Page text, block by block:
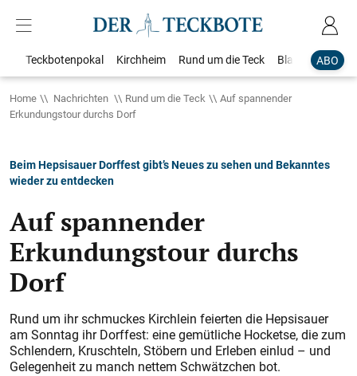
ABO
Teckbotenpokal Kirchheim Rund um die Teck Blaulicht
Home Nachrichten Rund um die Teck
Auf spannender
Erkundungstour durchs Dorf
Beim Hepsisauer Dorffest gibt’s Neues zu sehen und Bekanntes
wieder zu entdecken
Auf spannender
Erkundungstour durchs
Dorf
Rund um ihr schmuckes Kirchlein feierten die Hepsisauer
am Sonntag ihr Dorffest: eine gemütliche Hocketse, die zum
Schlendern, Kruschteln, Stöbern und Erleben einlud – und
Gelegenheit zu manch nettem Schwätzchen bot.